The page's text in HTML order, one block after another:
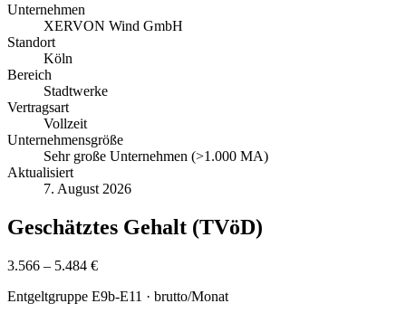
Unternehmen
XERVON Wind GmbH
Standort
Köln
Bereich
Stadtwerke
Vertragsart
Vollzeit
Unternehmensgröße
Sehr große Unternehmen (>1.000 MA)
Aktualisiert
7. August 2026
Geschätztes Gehalt (TVöD)
3.566 – 5.484 €
Entgeltgruppe E9b-E11 · brutto/Monat